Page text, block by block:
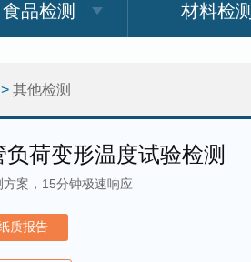
食品检测 材料检测
> 其他检测
荷变形温度试验检测
案，15分钟极速响应
质报告